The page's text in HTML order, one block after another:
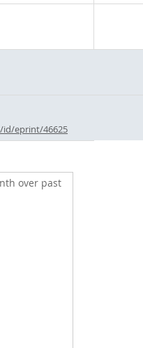
eprint/46625
over past